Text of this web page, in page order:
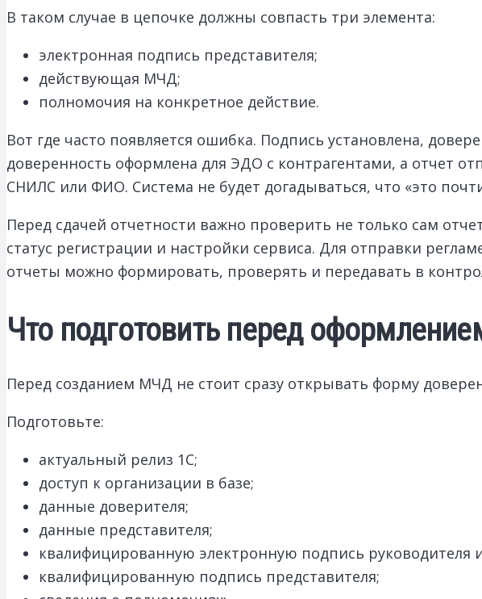
В таком случае в цепочке должны совпасть три элемента:
электронная подпись представителя;
действующая МЧД;
полномочия на конкретное действие.
Вот где часто появляется ошибка. Подпись установлена,
доверенность оформлена для ЭДО с контрагентами, а отчет
СНИЛС или ФИО. Система не будет догадываться, что «это
Перед сдачей отчетности важно проверить не только сам
статус регистрации и настройки сервиса. Для отправки
отчеты можно формировать, проверять и передавать в
Что подготовить перед
Перед созданием МЧД не стоит сразу открывать форму
Подготовьте:
актуальный релиз 1С;
доступ к организации в базе;
данные доверителя;
данные представителя;
квалифицированную электронную подпись руководителя
квалифицированную подпись представителя;